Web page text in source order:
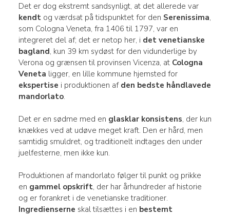
Det er dog ekstremt sandsynligt, at det allerede var
kendtog værdsat på tidspunktet for den Serenissima,
som Cologna Veneta, fra 1406 til 1797, var en
integreret del af; det er netop her, i det venetianske
bagland, kun 39 km sydøst for den vidunderlige by
Verona og grænsen til provinsen Vicenza, at Cologna
Veneta ligger, en lille kommune hjemsted for
ekspertise i produktionen af den bedste håndlavede
mandorlato.
Det er en sødme med en glasklar konsistens, der kun
knækkes ved at udøve meget kraft. Den er hård, men
samtidig smuldret, og traditionelt indtages den under
juelfesterne, men ikke kun.
Produktionen af mandorlato følger til punkt og prikke
en gammel opskrift, der har århundreder af historie
og er forankret i de venetianske traditioner.
Ingredienserne skal tilsættes i en bestemt